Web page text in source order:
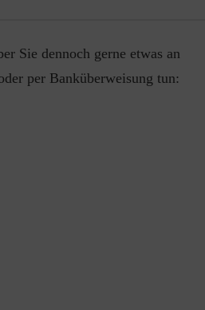
Sie dennoch gerne etwas an
per Banküberweisung tun: